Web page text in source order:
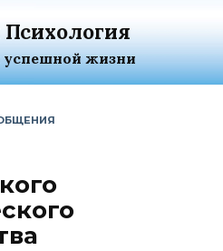
успешной жизни